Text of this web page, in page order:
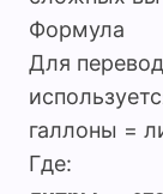
Формула
Для
галлоны =
Где: